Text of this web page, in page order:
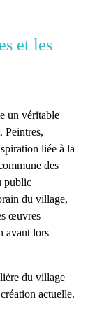
et les
un véritable
. Peintres,
liée à la
des
public
du village,
œuvres
avant lors
du village
actuelle.